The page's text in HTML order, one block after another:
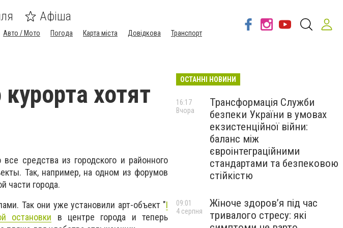
Афіша
Авто / Мото Погода Карта міста Довідкова Транспорт
хотят
средства из городского и районного
Так, например, на одном из форумов
части города.
Так они уже установили арт-объект "I
остановки в центре города и теперь
ОСТАННІ НОВИНИ
Трансформація Служби
безпеки України в умовах
екзистенційної війни:
баланс між
євроінтеграційними
стандартами та безпековою
стійкістю
16:17
Вчора
Жіноче здоров’я під час
тривалого стресу: які
09:01
4 серпня